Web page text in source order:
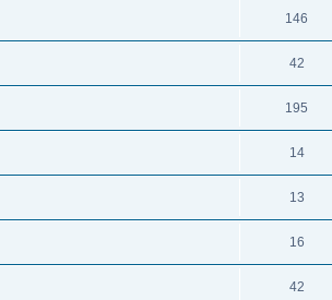
146
42
195
14
13
16
42